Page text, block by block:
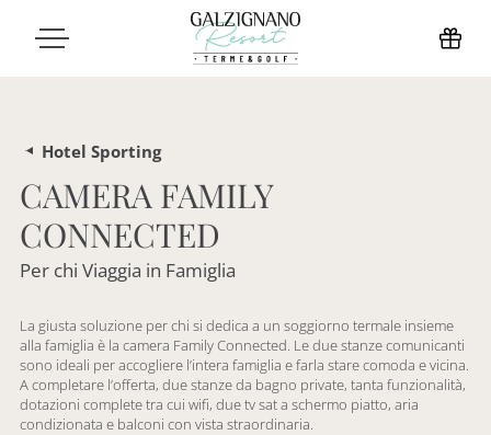
Hotel Sporting
CAMERA FAMILY
CONNECTED
Per chi Viaggia in Famiglia
La giusta soluzione per chi si dedica a un soggiorno termale insieme
alla famiglia è la camera Family Connected. Le due stanze comunicanti
sono ideali per accogliere l’intera famiglia e farla stare comoda e vicina.
A completare l’offerta, due stanze da bagno private, tanta funzionalità,
dotazioni complete tra cui wifi, due tv sat a schermo piatto, aria
condizionata e balconi con vista straordinaria.